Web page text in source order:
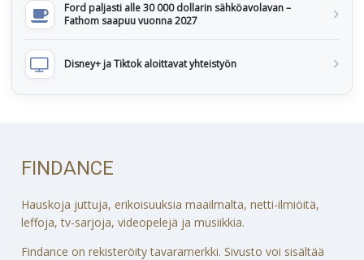
Ford paljasti alle 30 000 dollarin sähköavolavan –
Fathom saapuu vuonna 2027
Disney+ ja Tiktok aloittavat yhteistyön
FINDANCE
Hauskoja juttuja, erikoisuuksia maailmalta, netti-ilmiöitä,
leffoja, tv-sarjoja, videopelejä ja musiikkia.
Findance on rekisteröity tavaramerkki. Sivusto voi sisältää